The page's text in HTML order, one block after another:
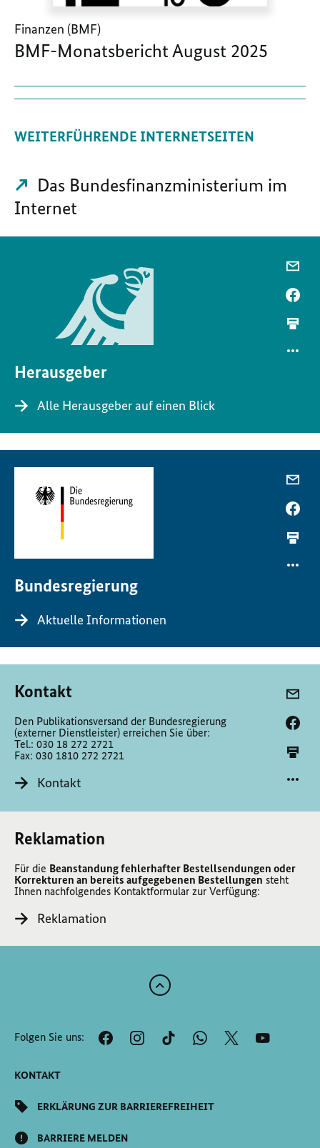
Finanzen (BMF)
BMF-Monatsbericht August 2025
WEITERFÜHRENDE INTERNETSEITEN
Das Bundesfinanzministerium im
Internet
Herausgeber
Alle Herausgeber auf einen Blick
Bundesregierung
Aktuelle Informationen
Kontakt
Den Publikationsversand der Bundesregierung
(externer Dienstleister) erreichen Sie über:
Tel.: 030 18 272 2721
Fax: 030 1810 272 2721
Kontakt
Reklamation
Für die Beanstandung fehlerhafter Bestellsendungen oder
Korrekturen an bereits aufgegebenen Bestellungen steht
Ihnen nachfolgendes Kontaktformular zur Verfügung:
Reklamation
Zum
der
Seite
Folgen Sie uns:
KONTAKT
ERKLÄRUNG ZUR BARRIEREFREIHEIT
BARRIERE MELDEN